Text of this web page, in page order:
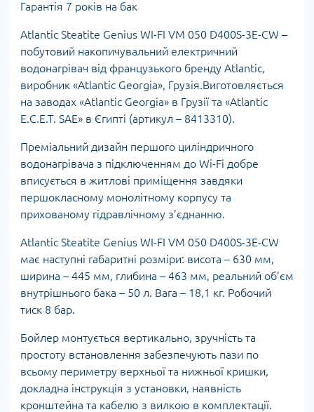
Гарантія 7 років на бак
Atlantic Steatite Genius WI-FI VM 050 D400S-3E-CW –
побутовий накопичувальний електричний
водонагрівач від французького бренду Atlantic,
виробник «Atlantic Georgia», Грузія.Виготовляється
на заводах «Atlantic Georgia» в Грузії та «Atlantic
E.C.E.T. SAE» в Єгипті (артикул – 8413310).
Преміальний дизайн першого циліндричного
водонагрівача з підключенням до Wi-Fi добре
вписується в житлові приміщення завдяки
першокласному монолітному корпусу та
прихованому гідравлічному з’єднанню.
Atlantic Steatite Genius WI-FI VM 050 D400S-3E-CW
має наступні габаритні розміри: висота – 630 мм,
ширина – 445 мм, глибина – 463 мм, реальний об’єм
внутрішнього бака – 50 л. Вага – 18,1 кг. Робочий
тиск 8 бар.
Бойлер монтується вертикально, зручність та
простоту встановлення забезпечують пази по
всьому периметру верхньої та нижньої кришки,
докладна інструкція з установки, наявність
кронштейна та кабелю з вилкою в комплектації.